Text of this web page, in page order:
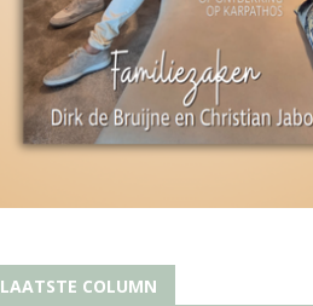
LAATSTE COLUMN